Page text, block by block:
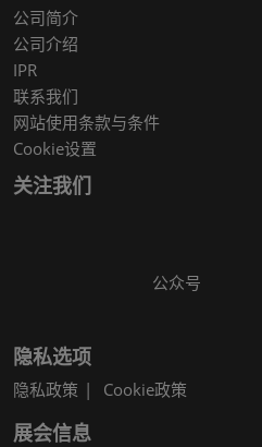
公司简介
公司介绍
IPR
联系我们
网站使用条款与条件
Cookie设置
关注我们
公众号
隐私选项
隐私政策 Cookie政策
展会信息